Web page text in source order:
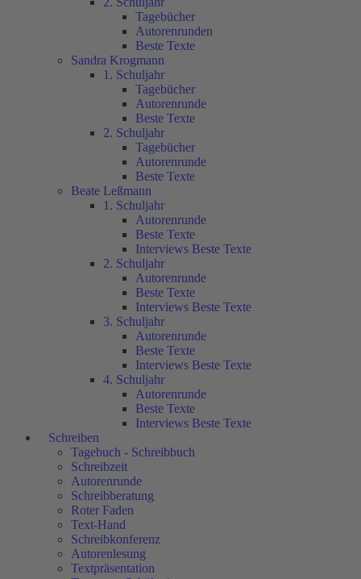
Tagebücher
Autorenrunden
Beste Texte
Sandra Krogmann
1. Schuljahr
Tagebücher
Autorenrunde
Beste Texte
2. Schuljahr
Tagebücher
Autorenrunde
Beste Texte
Beate Leßmann
1. Schuljahr
Autorenrunde
Beste Texte
Interviews Beste Texte
2. Schuljahr
Autorenrunde
Beste Texte
Interviews Beste Texte
3. Schuljahr
Autorenrunde
Beste Texte
Interviews Beste Texte
4. Schuljahr
Autorenrunde
Beste Texte
Interviews Beste Texte
Schreiben
Tagebuch - Schreibbuch
Schreibzeit
Autorenrunde
Schreibberatung
Roter Faden
Text-Hand
Schreibkonferenz
Autorenlesung
Textpräsentation